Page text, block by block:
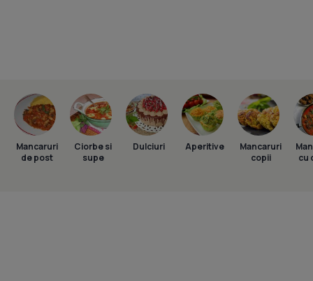
Mancaruri
de post
Ciorbe si
supe
Dulciuri Aperitive
Mancaruri
copii
cu